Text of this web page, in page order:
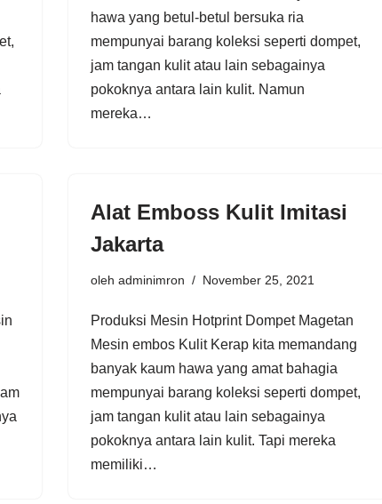
hawa yang betul-betul bersuka ria
mempunyai barang koleksi seperti dompet,
jam tangan kulit atau lain sebagainya
pokoknya antara lain kulit. Namun
mereka…
Alat Emboss Kulit Imitasi
Jakarta
oleh adminimron November 25, 2021
Produksi Mesin Hotprint Dompet Magetan
Mesin embos Kulit Kerap kita memandang
banyak kaum hawa yang amat bahagia
mempunyai barang koleksi seperti dompet,
jam tangan kulit atau lain sebagainya
pokoknya antara lain kulit. Tapi mereka
memiliki…